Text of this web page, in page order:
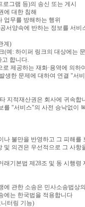
그램 등)의 송신 또는 게시
에 대한 침해
무를 방해하는 행위
서양속에 반하는 정보를 서비
계)
(예: 하이퍼 링크의 대상에는
합니다.
제공하는 재화·용역에 의
생한 문제에 대하여 연결 "서
지적재산권은 회사에 귀속합
"서비스"의 사전 승낙없이
불만을 반영하고 그 피해
의견은 우선적으로 그 사
기본법 제28조 및 동 시행
에 관한 소송은 민사소송법상
에는 한국법을 적용합니다
터링 기능)